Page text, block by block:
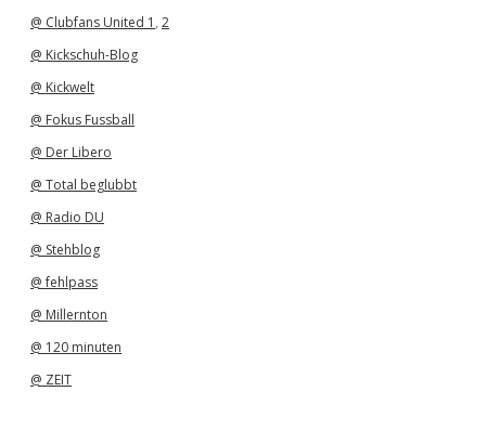
@ Clubfans United 1 , 2
@ Kickschuh-Blog
@ Kickwelt
@ Fokus Fussball
@ Der Libero
@ Total beglubbt
@ Radio DU
@ Stehblog
@ fehlpass
@ Millernton
@ 120 minuten
@ ZEIT